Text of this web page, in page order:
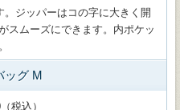
ジッパーはコの字に大きく開
スムーズにできます。内ポケッ
ッグ M
税込）